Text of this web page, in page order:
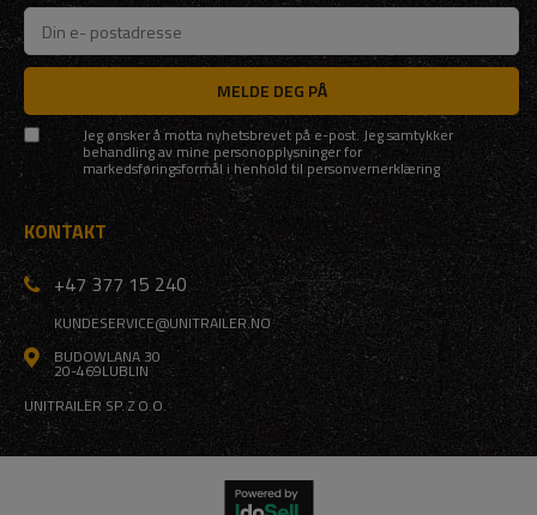
MELDE DEG PÅ
Jeg ønsker å motta nyhetsbrevet på e-post. Jeg samtykker
behandling av mine personopplysninger for
markedsføringsformål i henhold til personvernerklæring
KONTAKT
+47 377 15 240
KUNDESERVICE@UNITRAILER.NO
BUDOWLANA 30
20-469LUBLIN
UNITRAILER SP. Z O.O.